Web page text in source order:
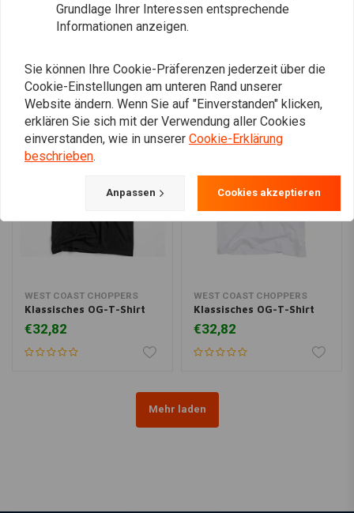
Starterzahnkranzabdeckung
Stromlinienförmiges Aussehen
Fügen Sie Ihre Bewertung hinzu
Ähnliche Produkte
WEST COAST CHOPPERS
Klassisches OG-T-Shirt
€32,82
WEST COAST CHOPPERS
Klassisches OG-T-Shirt
€32,82
Mehr laden
Grundlage Ihrer Interessen entsprechende
Informationen anzeigen.
Sie können Ihre Cookie-Präferenzen jederzeit über die
Cookie-Einstellungen am unteren Rand unserer
Website ändern. Wenn Sie auf "Einverstanden" klicken,
erklären Sie sich mit der Verwendung aller Cookies
einverstanden, wie in unserer Cookie-Erklärung
beschrieben.
Anpassen Cookies akzeptieren